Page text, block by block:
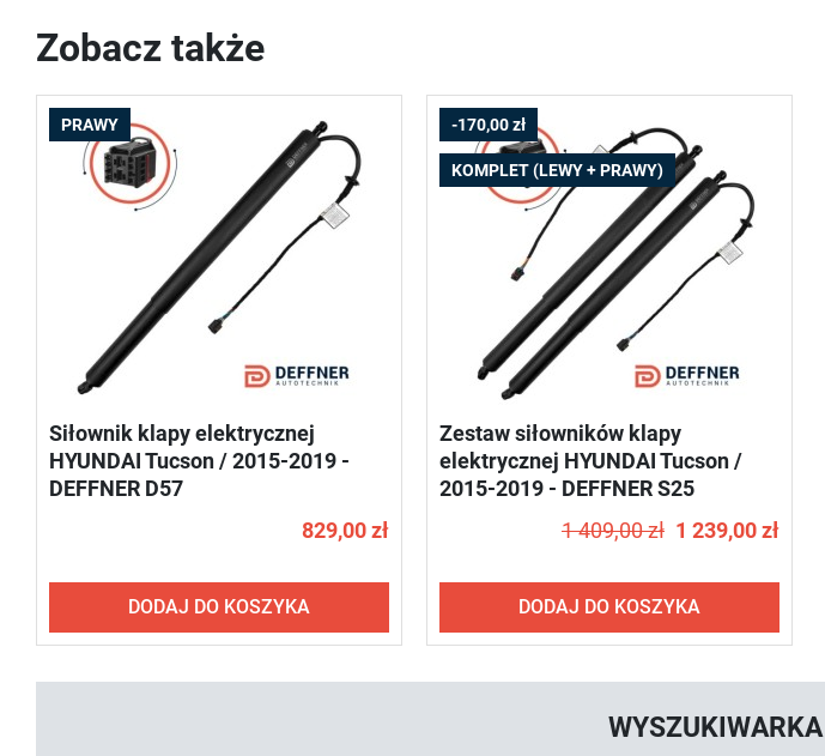
Zobacz także
PRAWY
Siłownik klapy elektrycznej
HYUNDAI Tucson / 2015-2019 -
DEFFNER D57
829,00 zł
DODAJ DO KOSZYKA
-170,00 zł
KOMPLET (LEWY + PRAWY)
Zestaw siłowników klapy
elektrycznej HYUNDAI Tucson /
2015-2019 - DEFFNER S25
1 409,00 zł 1 239,00 zł
DODAJ DO KOSZYKA